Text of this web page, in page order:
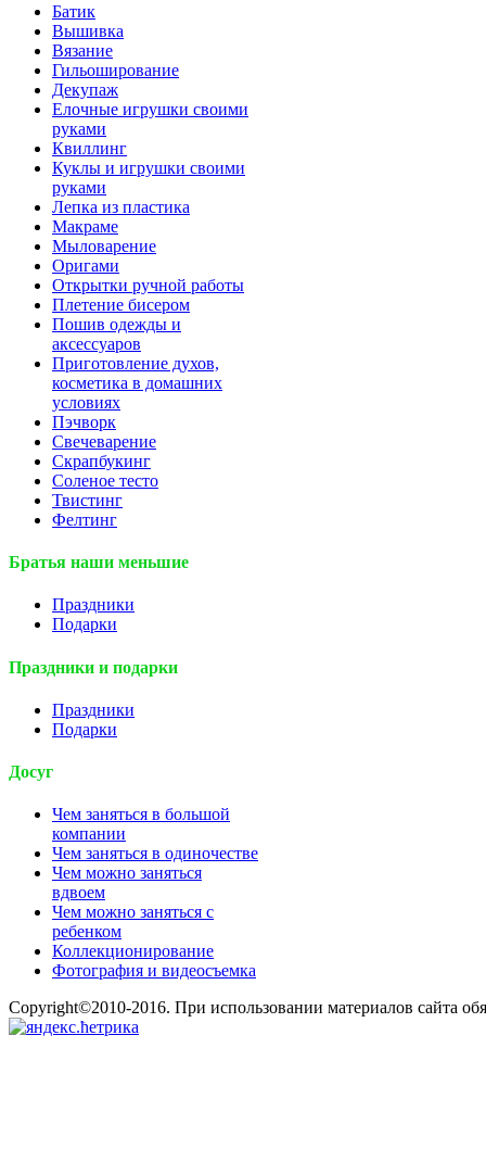
Батик
Вышивка
Вязание
Гильоширование
Декупаж
Елочные игрушки своими
руками
Квиллинг
Куклы и игрушки своими
руками
Лепка из пластика
Макраме
Мыловарение
Оригами
Открытки ручной работы
Плетение бисером
Пошив одежды и
аксессуаров
Приготовление духов,
косметика в домашних
условиях
Пэчворк
Свечеварение
Скрапбукинг
Соленое тесто
Твистинг
Фелтинг
Братья наши меньшие
Праздники
Подарки
Праздники и подарки
Праздники
Подарки
Досуг
Чем заняться в большой
компании
Чем заняться в одиночестве
Чем можно заняться
вдвоем
Чем можно заняться с
ребенком
Коллекционирование
Фотография и видеосъемка
Copyright©2010-2016. При использовании материалов сайта